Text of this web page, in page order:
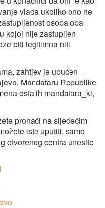
vlada ukoliko ono ne
osoba oba
kojoj nije zastupljen
biti legitimna niti
zahtjev je upućen
Mandataru Republike
ostalih mandatara_ki,
pronaći na sljedećim
iste uputiti, samo
otvorenog centra unesite